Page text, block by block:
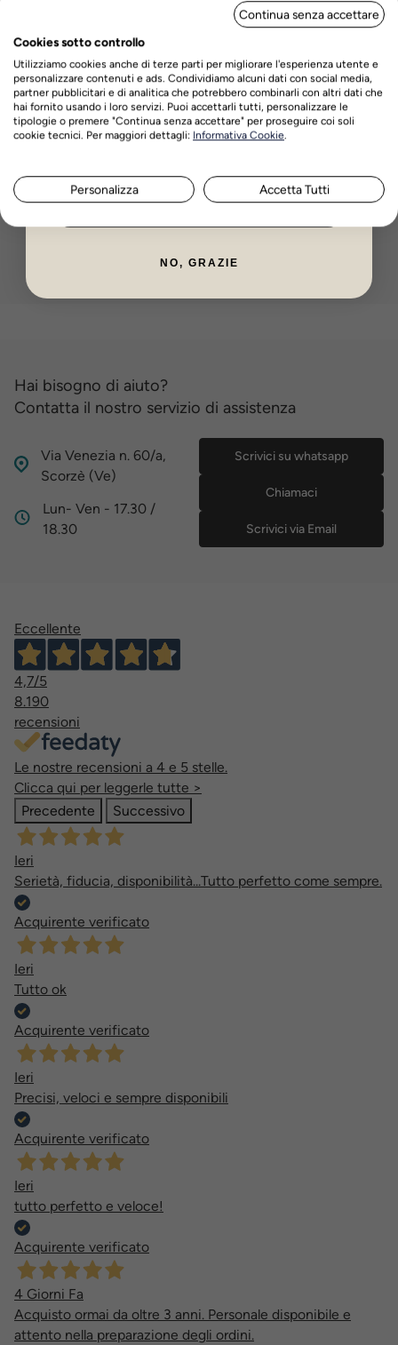
Avvisami
Non
Lami Cell Tendalino chiudi box
Prezzo
€67,61
Prima era €67,61
Avvisami
Hai bisogno di aiuto?
Contatta il nostro servizio di assistenza
Via Venezia n. 60/a,
Scorzè (Ve)
Lun- Ven - 17.30 /
18.30
Scrivici su whatsapp
Chiamaci
Scrivici via Email
Eccellente
4,7/5
8.190
recensioni
Le nostre recensioni a 4 e 5 stelle.
Clicca qui per leggerle tutte >
Precedente
Successivo
Ieri
Serietà, fiducia, disponibilità...Tutto perfetto come sempre.
Acquirente verificato
Ieri
Tutto ok
Acquirente verificato
Ieri
Precisi, veloci e sempre disponibili
Acquirente verificato
Ieri
tutto perfetto e veloce!
Acquirente verificato
4 Giorni Fa
Acquisto ormai da oltre 3 anni. Personale disponibile e
attento nella preparazione degli ordini.
DI SCONTO
Nome Cognome
NO, GRAZIE
Continua senza accettare
Cookies sotto controllo
Utilizziamo cookies anche di terze parti per migliorare l'esperienza utente e
personalizzare contenuti e ads. Condividiamo alcuni dati con social media,
partner pubblicitari e di analitica che potrebbero combinarli con altri dati che
hai fornito usando i loro servizi. Puoi accettarli tutti, personalizzare le
tipologie o premere "Continua senza accettare" per proseguire coi soli
cookie tecnici. Per maggiori dettagli: Informativa Cookie.
Personalizza Accetta Tutti